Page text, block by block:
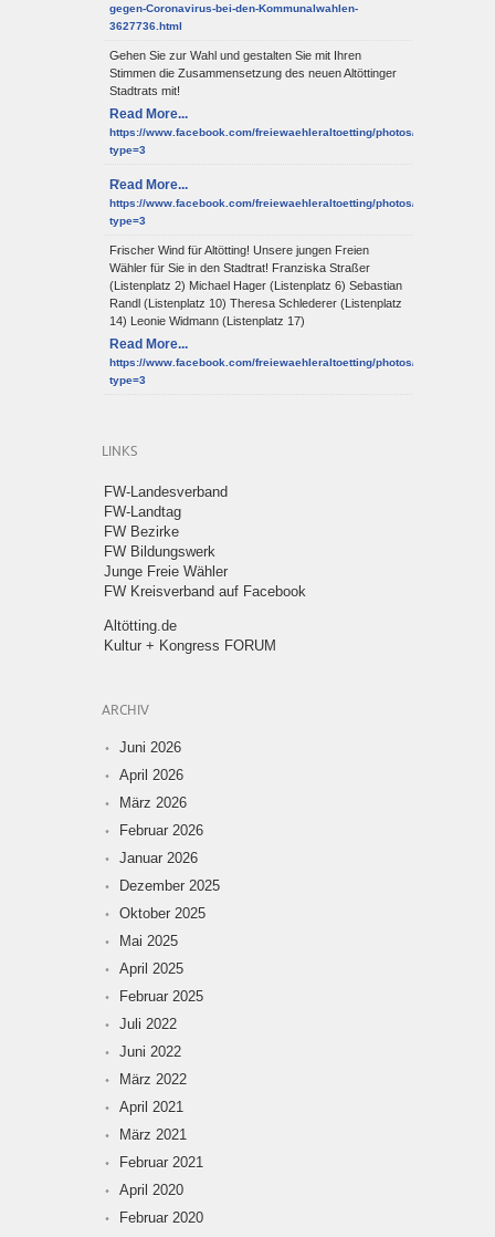
gegen-Coronavirus-bei-den-Kommunalwahlen-
3627736.html
Gehen Sie zur Wahl und gestalten Sie mit Ihren
Stimmen die Zusammensetzung des neuen Altöttinger
Stadtrats mit!
Read More...
https://www.facebook.com/freiewaehleraltoetting/photos/
type=3
Read More...
https://www.facebook.com/freiewaehleraltoetting/photos/
type=3
Frischer Wind für Altötting! Unsere jungen Freien
Wähler für Sie in den Stadtrat! Franziska Straßer
(Listenplatz 2) Michael Hager (Listenplatz 6) Sebastian
Randl (Listenplatz 10) Theresa Schlederer (Listenplatz
14) Leonie Widmann (Listenplatz 17)
Read More...
https://www.facebook.com/freiewaehleraltoetting/photos/
type=3
LINKS
FW-Landesverband
FW-Landtag
FW Bezirke
FW Bildungswerk
Junge Freie Wähler
FW Kreisverband auf Facebook
Altötting.de
Kultur + Kongress FORUM
ARCHIV
Juni 2026
April 2026
März 2026
Februar 2026
Januar 2026
Dezember 2025
Oktober 2025
Mai 2025
April 2025
Februar 2025
Juli 2022
Juni 2022
März 2022
April 2021
März 2021
Februar 2021
April 2020
Februar 2020